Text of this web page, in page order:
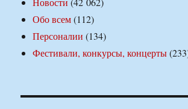
Обо всем(112)
Персоналии (134)
Фестивали, конкурсы, концерты